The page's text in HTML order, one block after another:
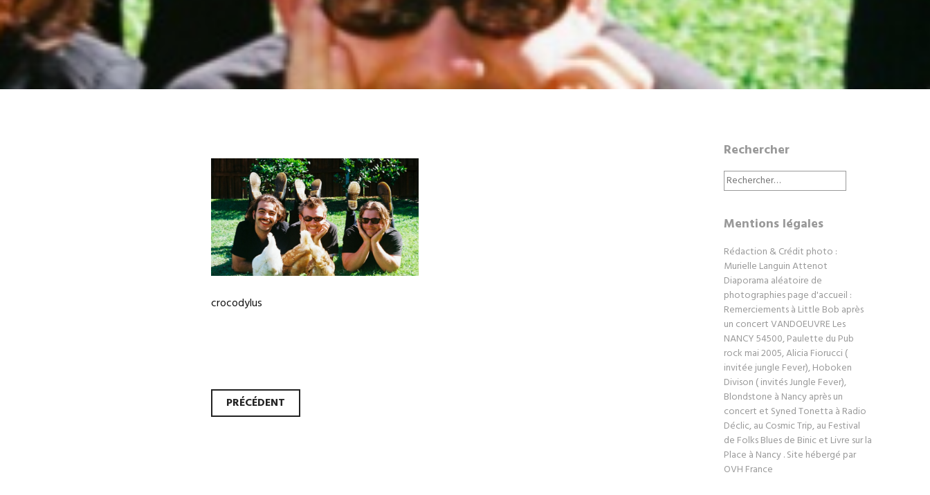
crocodylus
Navigation
PRÉCÉDENT
Rechercher
Rechercher :
Mentions légales
Rédaction & Crédit photo :
Murielle Languin Attenot
Diaporama aléatoire de
photographies page d'accueil :
Remerciements à Little Bob après
un concert VANDOEUVRE Les
NANCY 54500, Paulette du Pub
rock mai 2005, Alicia Fiorucci (
invitée jungle Fever), Hoboken
Divison ( invités Jungle Fever),
Blondstone à Nancy après un
concert et Syned Tonetta à Radio
Déclic, au Cosmic Trip, au Festival
de Folks Blues de Binic et Livre sur la
Place à Nancy . Site hébergé par
OVH France